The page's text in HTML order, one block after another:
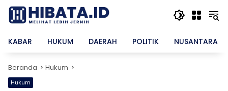
Langsung
konten
KABAR
HUKUM DAERAH POLITIK NUSANTARA
Beranda Hukum
Hukum